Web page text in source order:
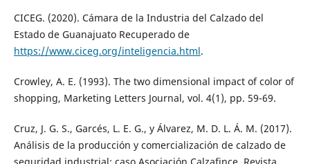
CICEG. (2020). Cámara de la Industria del Calzado del
Estado de Guanajuato Recuperado de
https://www.ciceg.org/inteligencia.html.
Crowley, A. E. (1993). The two dimensional impact of color of
shopping, Marketing Letters Journal, vol. 4(1), pp. 59-69.
Cruz, J. G. S., Garcés, L. E. G., y Álvarez, M. D. L. Á. M. (2017).
Análisis de la producción y comercialización de calzado de